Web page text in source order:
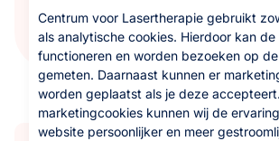
Centrum voor Lasertherapie gebruikt
als analytische cookies. Hierdoor kan
functioneren en worden bezoeken op
gemeten. Daarnaast kunnen er
worden geplaatst als je deze
marketingcookies kunnen wij de
website persoonlijker en meer